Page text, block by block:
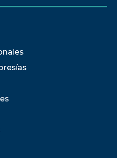
600A RMS